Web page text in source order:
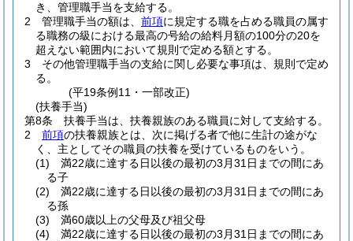
き、管理職手当を支給する。
2
管理職手当の額は、 前項に規定する職を占める職員の属す
る職務の級における最高の号給の給料月額の100分の20を
超えない範囲内において規則で定める額とする。
3
その他管理職手当の支給に関し必要な事項は、規則で定め
る。
(平19条例11・一部改正)
(扶養手当)
第8条
扶養手当は、扶養親族のある職員に対して支給する。
2
前項の扶養親族とは、次に掲げる者で他に生計の途がな
く、主としてその職員の扶養を受けているものをいう。
(1)
満22歳に達する日以後の最初の3月31日までの間にあ
る子
(2)
満22歳に達する日以後の最初の3月31日までの間にあ
る孫
(3)
満60歳以上の父母及び祖父母
(4)
満22歳に達する日以後の最初の3月31日までの間にあ